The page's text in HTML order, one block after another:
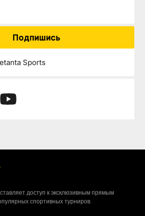
Подпишись
Sports
доступ к эксклюзивным прямым
спортивных турниров.